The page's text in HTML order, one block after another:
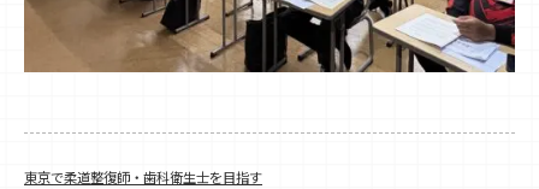
東京で柔道整復師・歯科衛生士を目指す